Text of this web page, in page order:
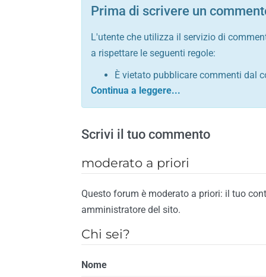
Prima di scrivere un
L'utente che utilizza il servizio di
a rispettare le seguenti regole:
È vietato pubblicare commenti dal
comunque contrario alle leggi
Sono vietati commenti in tono
È vietato pubblicare commenti
È vietato pubblicare commenti
È vietato pubblicare commenti
religione
È vietato pubblicare commenti
È vietato pubblicare commenti
Scrivi il tuo commento
moderato a priori
Questo forum è moderato a priori: il tuo
amministratore del sito.
Chi sei?
Nome